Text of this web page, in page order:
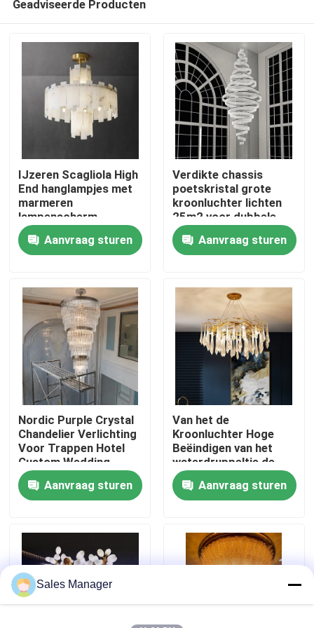
Thuis
Over ons
Fabriekstocht
Kwaliteitscontrole
Neem contact met ons op
Vraag een offerte
De Lichten van de tegenhangerkroonluchter
Op maat gemaakte kandelaars
Geadviseerde Producten
IJzeren Scagliola High
End hanglampjes met
marmeren
lampenscherm
Aanvraag sturen
Verdikte chassis
poetskristal grote
kroonluchter lichten
25m2 voor dubbele
draaiknop
Aanvraag sturen
Nordic Purple Crystal
Chandelier Verlichting
Voor Trappen Hotel
Custom Wedding
Grote Lobby
Aanvraag sturen
Van het de
Kroonluchter Hoge
Beëindigen van het
waterdruppeltje de
Tegenhangerlichten
AC220V 5m2 -35m2
Aanvraag sturen
Sales Manager